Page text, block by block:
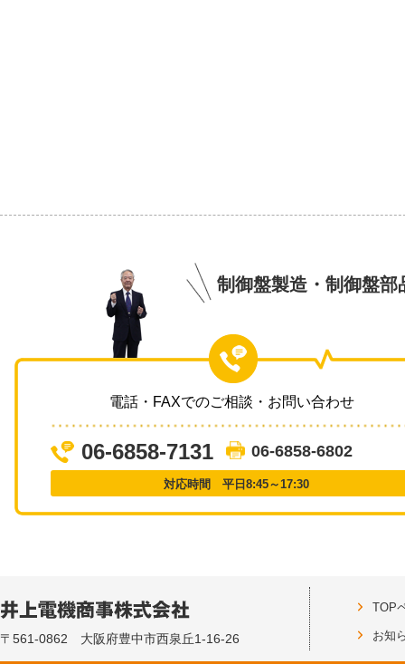
制御盤製造・制御盤
電話・FAXでのご相談・お問い合わせ
06-6858-7131 06-6858-6802
対応時間 平日8:45～17:30
〒561-0862 大阪府豊中市西泉丘1-16-26
TOP
お知